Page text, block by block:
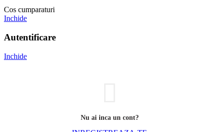
Cos cumparaturi
Inchide
Autentificare
Inchide
Nu ai inca un cont?